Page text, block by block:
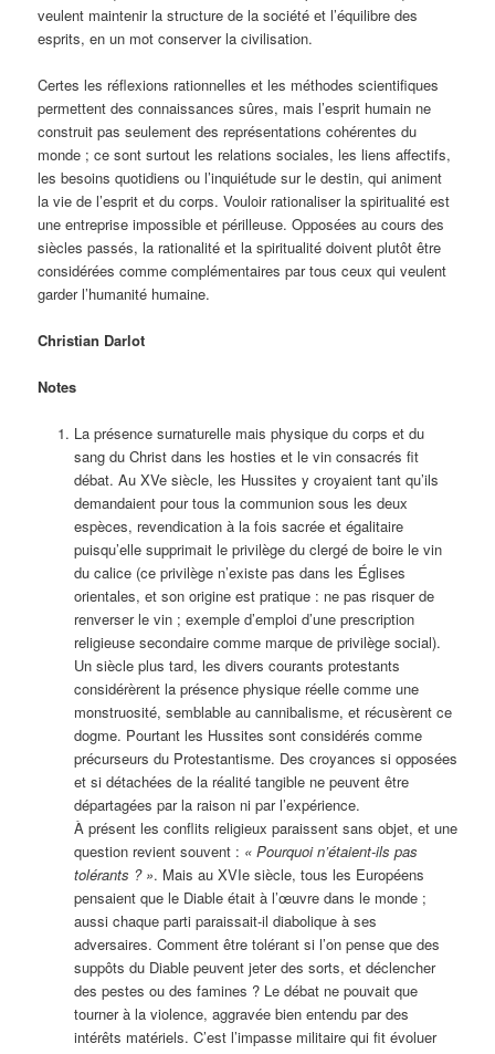
veulent maintenir la structure de la société et l’équilibre des
esprits, en un mot conserver la civilisation.
Certes les réflexions rationnelles et les méthodes scientifiques
permettent des connaissances sûres, mais l’esprit humain ne
construit pas seulement des représentations cohérentes du
monde ; ce sont surtout les relations sociales, les liens affectifs,
les besoins quotidiens ou l’inquiétude sur le destin, qui animent
la vie de l’esprit et du corps. Vouloir rationaliser la spiritualité est
une entreprise impossible et périlleuse. Opposées au cours des
siècles passés, la rationalité et la spiritualité doivent plutôt être
considérées comme complémentaires par tous ceux qui veulent
garder l’humanité humaine.
Christian Darlot
Notes
La présence surnaturelle mais physique du corps et du
sang du Christ dans les hosties et le vin consacrés fit
débat. Au XVe siècle, les Hussites y croyaient tant qu’ils
demandaient pour tous la communion sous les deux
espèces, revendication à la fois sacrée et égalitaire
puisqu’elle supprimait le privilège du clergé de boire le vin
du calice (ce privilège n’existe pas dans les Églises
orientales, et son origine est pratique : ne pas risquer de
renverser le vin ; exemple d’emploi d’une prescription
religieuse secondaire comme marque de privilège social).
Un siècle plus tard, les divers courants protestants
considérèrent la présence physique réelle comme une
monstruosité, semblable au cannibalisme, et récusèrent ce
dogme. Pourtant les Hussites sont considérés comme
précurseurs du Protestantisme. Des croyances si opposées
et si détachées de la réalité tangible ne peuvent être
départagées par la raison ni par l’expérience.
À présent les conflits religieux paraissent sans objet, et une
question revient souvent : « Pourquoi n’étaient-ils pas
tolérants ? ». Mais au XVIe siècle, tous les Européens
pensaient que le Diable était à l’œuvre dans le monde ;
aussi chaque parti paraissait-il diabolique à ses
adversaires. Comment être tolérant si l’on pense que des
suppôts du Diable peuvent jeter des sorts, et déclencher
des pestes ou des famines ? Le débat ne pouvait que
tourner à la violence, aggravée bien entendu par des
intérêts matériels. C’est l’impasse militaire qui fit évoluer